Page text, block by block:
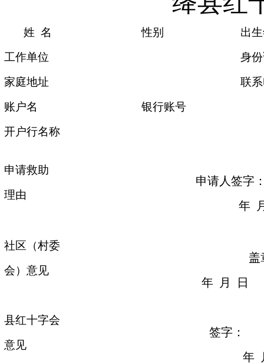
姓 名 性别
出
工作单位
身
家庭地址
联
账户名
银行账号
开户行名称
申请救助
理由
申请人签字
年
社区（村委
会）意见
盖
年
月 日
县红十字会
意见
签字：
年